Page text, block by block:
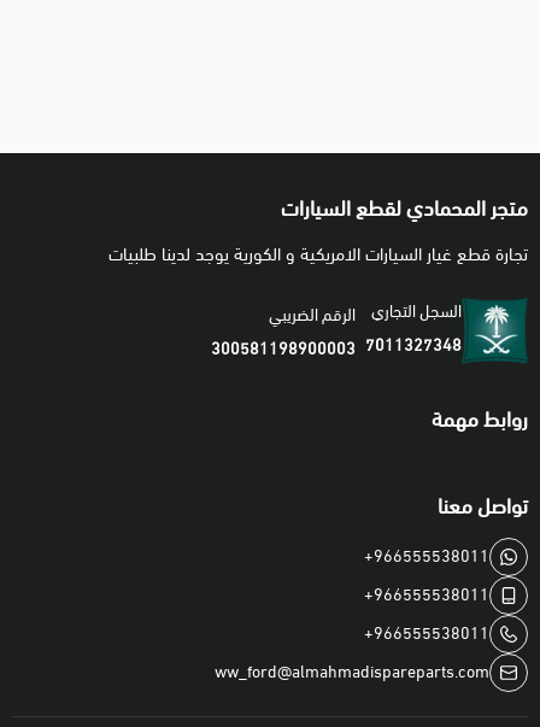
متجر المحمادي لقطع السيارات
تجارة قطع غيار السيارات الامريكية و الكورية يوجد لدينا طلبيات
السجل التجاري
7011327348
الرقم الضريبي
300581198900003
روابط مهمة
تواصل معنا
+966555538011
+966555538011
+966555538011
ww_ford@almahmadispareparts.com